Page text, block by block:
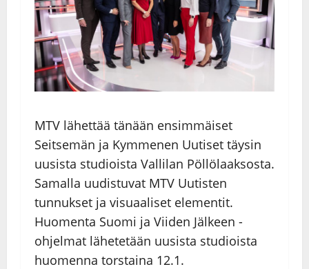
MTV lähettää tänään ensimmäiset
Seitsemän ja Kymmenen Uutiset täysin
uusista studioista Vallilan Pöllölaaksosta.
Samalla uudistuvat MTV Uutisten
tunnukset ja visuaaliset elementit.
Huomenta Suomi ja Viiden Jälkeen -
ohjelmat lähetetään uusista studioista
huomenna torstaina 12.1.